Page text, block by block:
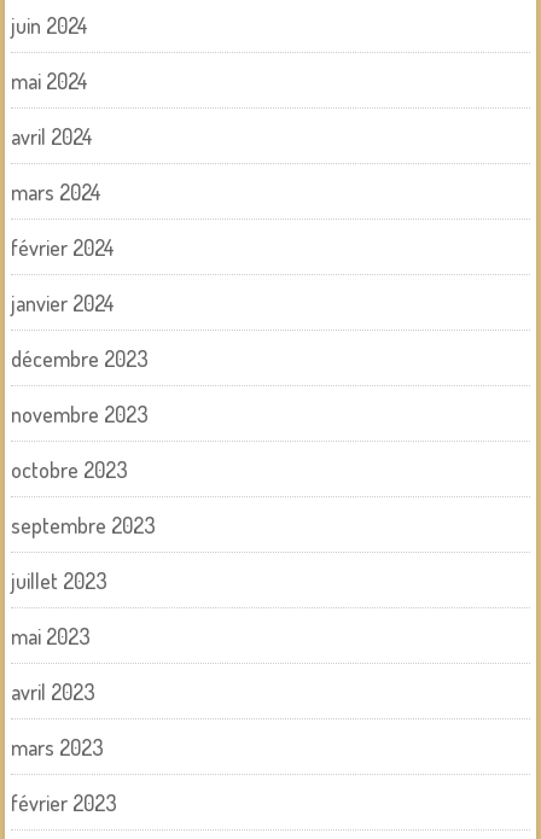
juin 2024
mai 2024
avril 2024
mars 2024
février 2024
janvier 2024
décembre 2023
novembre 2023
octobre 2023
septembre 2023
juillet 2023
mai 2023
avril 2023
mars 2023
février 2023